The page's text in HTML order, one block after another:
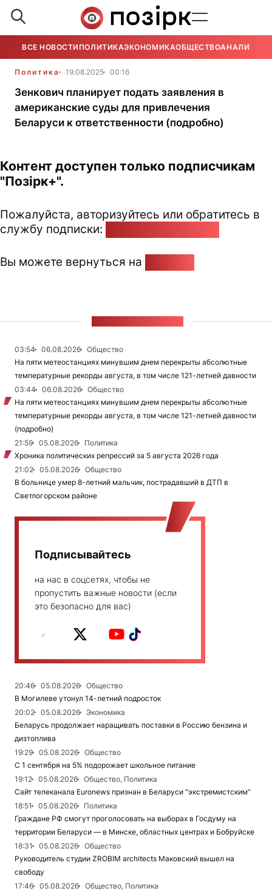
ВСЕ НОВОСТИ ПОЛИТИКАЭКОНОМИКАОБЩЕСТВОАНАЛИТИКА
Политика 19.08.2025 00:16
Зенкович планирует подать заявления в
американские суды для привлечения
Беларуси к ответственности (подробно)
Контент доступен только подписчикам
"Позірк+".
Пожалуйста, авторизуйтесь или обратитесь в
службу подписки:
Вы можете вернуться на
03:54 06.08.2026
Общество
На пяти метеостанциях минувшим днем перекрыты абсолютные
температурные рекорды августа, в том числе 121-летней давности
03:44
06.08.2026
Общество
На пяти метеостанциях минувшим днем перекрыты абсолютные
температурные рекорды августа, в том числе 121-летней давности
(подробно)
21:59
05.08.2026
Политика
Хроника политических репрессий за 5 августа 2026 года
21:02
05.08.2026
Общество
В больнице умер 8-летний мальчик, пострадавший в ДТП в
Светлогорском районе
Подписывайтесь
на нас в соцсетях, чтобы не
пропустить важные новости (если
это безопасно для вас)
20:46 05.08.2026
Общество
В Могилеве утонул 14-летний подросток
20:02
05.08.2026
Экономика
Беларусь продолжает наращивать поставки в Россию бензина и
дизтоплива
19:29
05.08.2026
Общество
С 1 сентября на 5% подорожает школьное питание
19:12
05.08.2026
Общество, Политика
Сайт телеканала Euronews признан в Беларуси "экстремистским"
18:51
05.08.2026
Политика
Граждане РФ смогут проголосовать на выборах в Госдуму на
территории Беларуси — в Минске, областных центрах и Бобруйске
18:31
05.08.2026
Общество
Руководитель студии ZROBIM architects Маковский вышел на
свободу
17:46
05.08.2026
Общество, Политика